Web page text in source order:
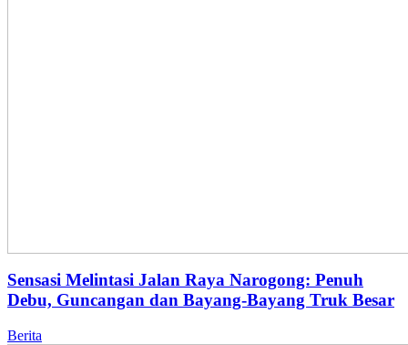
Sensasi Melintasi Jalan Raya Narogong: Penuh
Debu, Guncangan dan Bayang-Bayang Truk Besar
Berita